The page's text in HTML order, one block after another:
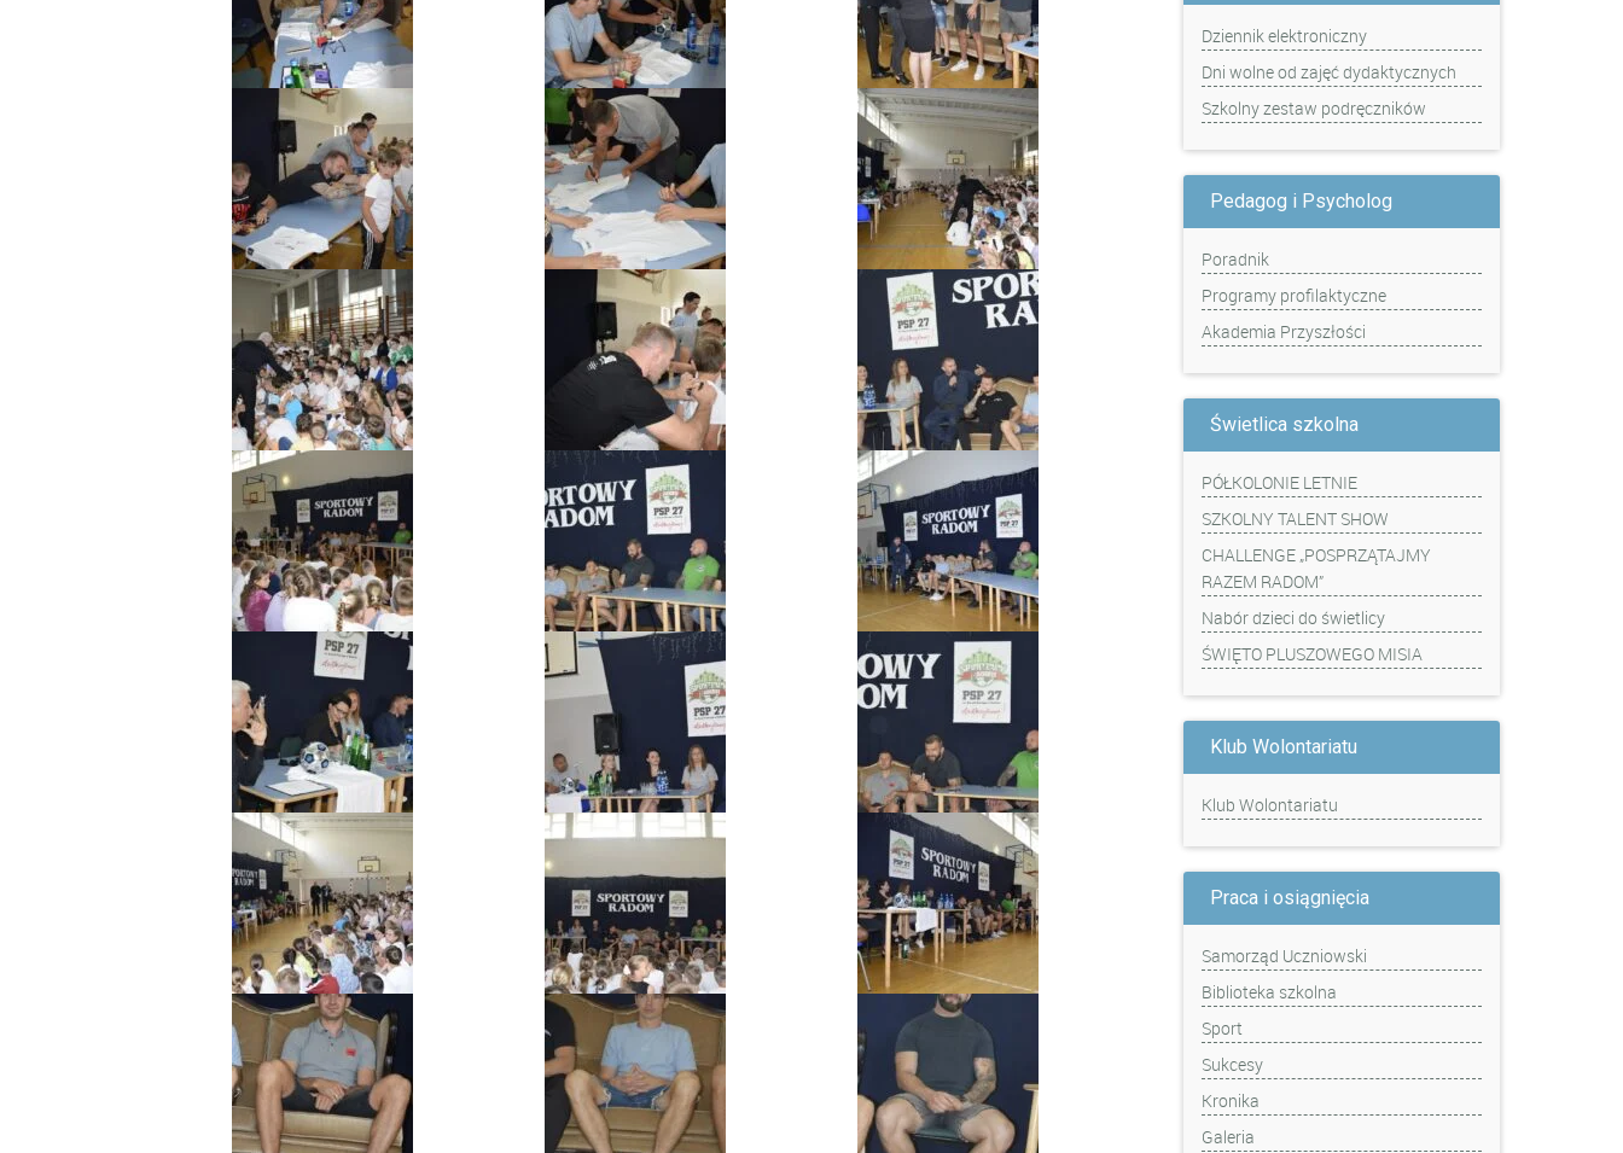
Dziennik elektroniczny
Dni wolne od zajęć dydaktycznych
Szkolny zestaw podręczników
Pedagog i Psycholog
Poradnik
Programy profilaktyczne
Akademia Przyszłości
Świetlica szkolna
PÓŁKOLONIE LETNIE
SZKOLNY TALENT SHOW
CHALLENGE „POSPRZĄTAJMY
RAZEM RADOM”
Nabór dzieci do świetlicy
ŚWIĘTO PLUSZOWEGO MISIA
Klub Wolontariatu
Klub Wolontariatu
Praca i osiągnięcia
Samorząd Uczniowski
Biblioteka szkolna
Sport
Sukcesy
Kronika
Galeria